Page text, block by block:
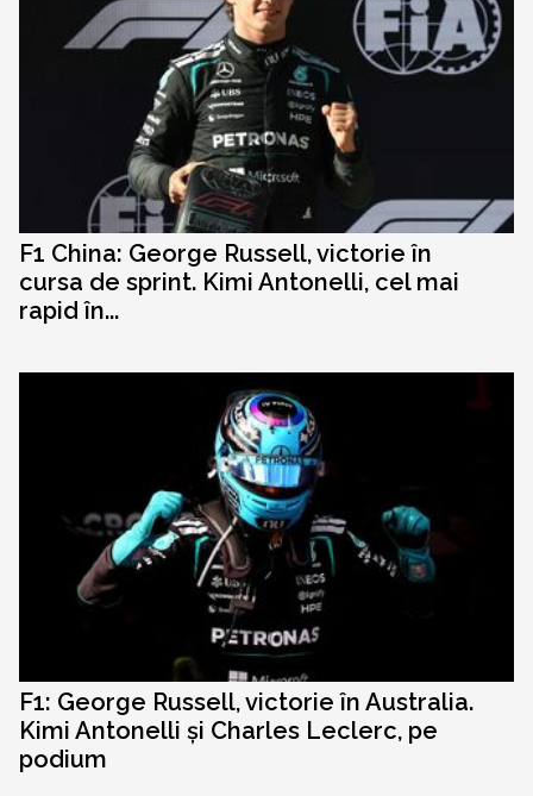
F1 China: George Russell, victorie în
cursa de sprint. Kimi Antonelli, cel mai
rapid în...
F1: George Russell, victorie în Australia.
Kimi Antonelli și Charles Leclerc, pe
podium